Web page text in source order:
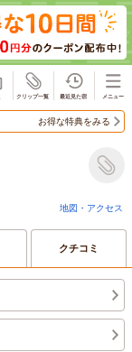
お得な特典をみる
地図・アクセス
クチコミ